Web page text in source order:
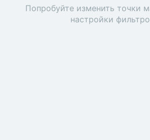
Попробуйте изменить точки
настройки